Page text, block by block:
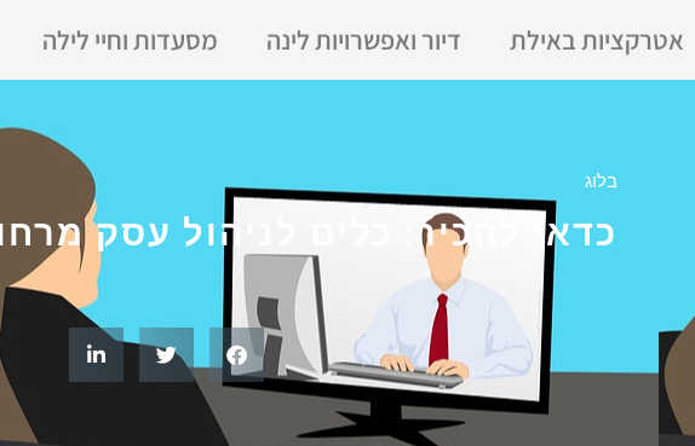
אטרקציות באילת דיור ואפשרויות לינה מסעדות וחיי לילה
בלוג
כדאי להכיר: כלים לניהול עסק